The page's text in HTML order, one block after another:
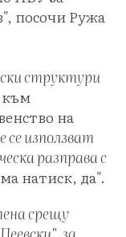
посочи Ружа
структури
към
на
се използват
разправа с
натиск, да".
срещу